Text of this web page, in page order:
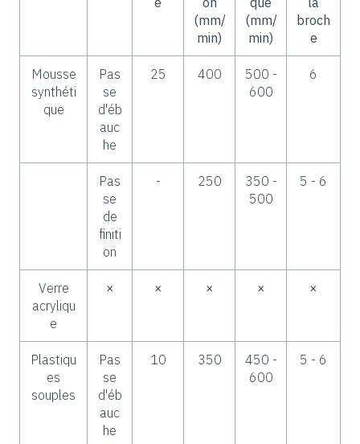
(mm/
min)
(mm/
min)
broch
e
Mousse
synthéti
que
Pas
se
d'éb
auc
he
25 400
500 -
600
6
Pas
se
de
finiti
on
- 250
350 -
500
5 - 6
Verre
acryliqu
e
× × × × ×
Plastiqu
es
souples
Pas
se
d'éb
auc
he
10 350
450 -
600
5 - 6